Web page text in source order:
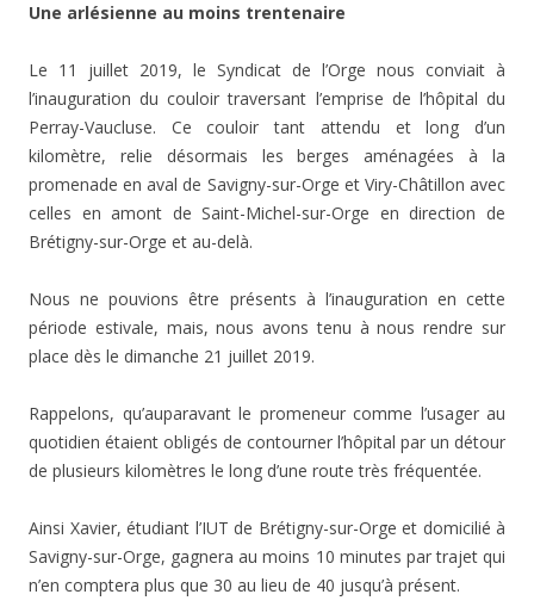
Une arlésienne au moins trentenaire
Le 11 juillet 2019, le Syndicat de l’Orge nous conviait à
l’inauguration du couloir traversant l’emprise de l’hôpital du
Perray-Vaucluse. Ce couloir tant attendu et long d’un
kilomètre, relie désormais les berges aménagées à la
promenade en aval de Savigny-sur-Orge et Viry-Châtillon avec
celles en amont de Saint-Michel-sur-Orge en direction de
Brétigny-sur-Orge et au-delà.
Nous ne pouvions être présents à l’inauguration en cette
période estivale, mais, nous avons tenu à nous rendre sur
place dès le dimanche 21 juillet 2019.
Rappelons, qu’auparavant le promeneur comme l’usager au
quotidien étaient obligés de contourner l’hôpital par un détour
de plusieurs kilomètres le long d’une route très fréquentée.
Ainsi Xavier, étudiant l’IUT de Brétigny-sur-Orge et domicilié à
Savigny-sur-Orge, gagnera au moins 10 minutes par trajet qui
n’en comptera plus que 30 au lieu de 40 jusqu’à présent.